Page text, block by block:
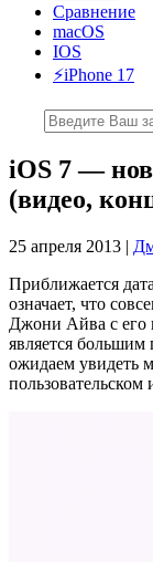
Сравнение
macOS
IOS
⚡️iPhone 17
iOS 7 —
(видео,
25 апреля 2013 |
Приближается
означает, что
Джони Айва с его
является
ожидаем увидеть
пользовательском